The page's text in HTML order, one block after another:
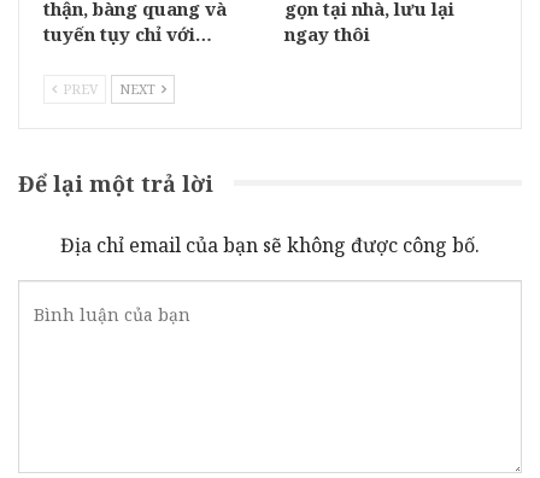
thận, bàng quang và
tuyến tụy chỉ với…
gọn tại nhà, lưu lại
ngay thôi
PREV NEXT
Để lại một trả lời
Địa chỉ email của bạn sẽ không được công bố.